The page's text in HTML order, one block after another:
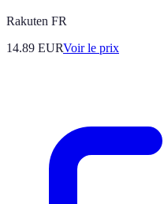
Rakuten FR
14.89 EURVoir le prix